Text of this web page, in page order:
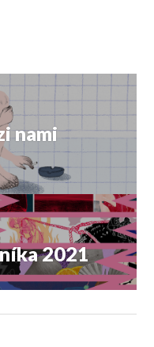
nami
2021